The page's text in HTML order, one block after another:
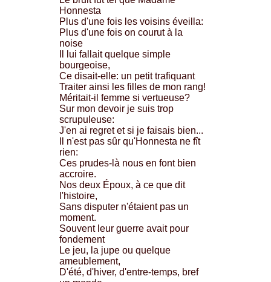
Honnesta
Plus d'une fois les voisins éveilla:
Plus d'une fois on courut à la
noise
Il lui fallait quelque simple
bourgeoise,
Ce disait-elle: un petit trafiquant
Traiter ainsi les filles de mon rang!
Méritait-il femme si vertueuse?
Sur mon devoir je suis trop
scrupuleuse:
J'en ai regret et si je faisais bien...
Il n'est pas sûr qu'Honnesta ne fît
rien:
Ces prudes-là nous en font bien
accroire.
Nos deux Époux, à ce que dit
l'histoire,
Sans disputer n'étaient pas un
moment.
Souvent leur guerre avait pour
fondement
Le jeu, la jupe ou quelque
ameublement,
D'été, d'hiver, d'entre-temps, bref